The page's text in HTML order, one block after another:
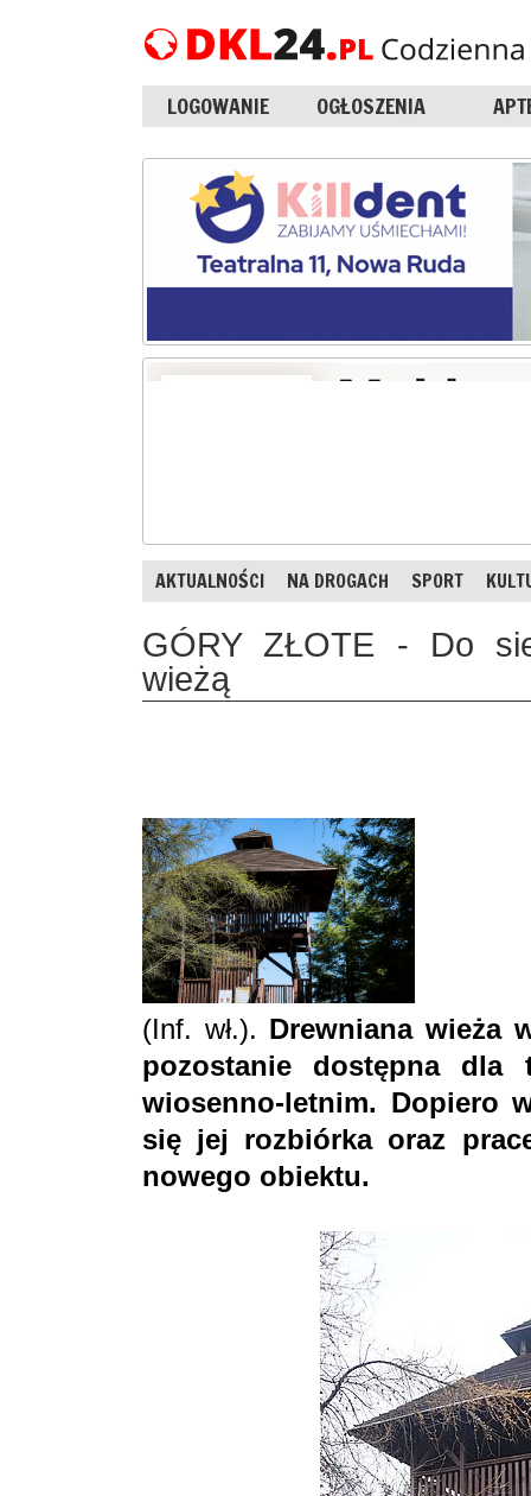
LOGOWANIE OGŁOSZENIA
AKTUALNOŚCI NA DROGACH SPORT
GÓRY ZŁOTE - Do
wieżą
(Inf. wł.). Drewniana wieża
pozostanie dostępna dla
wiosenno-letnim. Dopiero
się jej rozbiórka oraz
nowego obiektu.